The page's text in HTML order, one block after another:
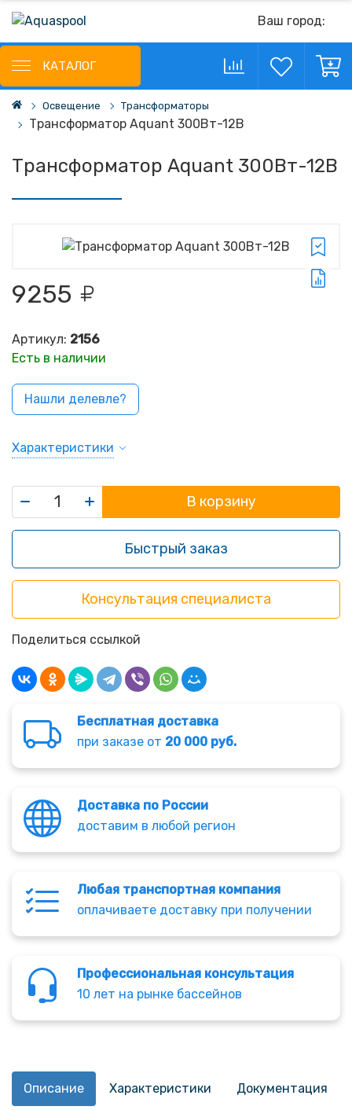
Ваш город:
КАТАЛОГ
Освещение Трансформаторы
Трансформатор Aquant 300Вт-12В
Трансформатор Aquant 300Вт-12В
9255
Артикул: 2156
Есть в наличии
Нашли делевле?
Характеристики
В корзину
Быстрый заказ
Консультация специалиста
Поделиться ссылкой
Бесплатная доставка
при заказе от 20 000 руб.
Доставка по России
доставим в любой регион
Любая транспортная компания
оплачиваете доставку при получении
Профессиональная консультация
10 лет на рынке бассейнов
Описание Характеристики Документация